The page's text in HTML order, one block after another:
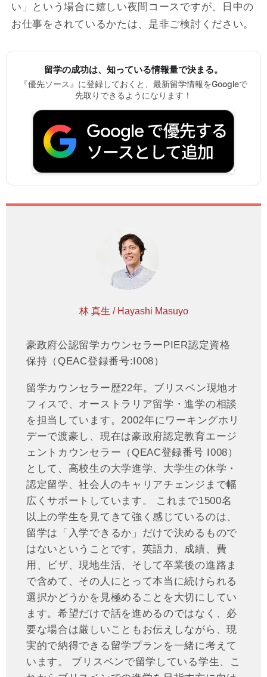
い」という場合に嬉しい夜間コースですが、日中の
お仕事をされているかたは、是非ご検討ください。
留学の成功は、知っている情報量で決まる。
『優先ソース』に登録しておくと、最新留学情報をGoogleで
先取りできるようになります！
林 真生 / Hayashi Masuyo
豪政府公認留学カウンセラーPIER認定資格
保持（QEAC登録番号:I008）
留学カウンセラー歴22年。ブリスベン現地オ
フィスで、オーストラリア留学・進学の相談
を担当しています。2002年にワーキングホリ
デーで渡豪し、現在は豪政府認定教育エージ
ェントカウンセラー（QEAC登録番号 I008）
として、高校生の大学進学、大学生の休学・
認定留学、社会人のキャリアチェンジまで幅
広くサポートしています。 これまで1500名
以上の学生を見てきて強く感じているのは、
留学は「入学できるか」だけで決めるもので
はないということです。英語力、成績、費
用、ビザ、現地生活、そして卒業後の進路ま
で含めて、その人にとって本当に続けられる
選択かどうかを見極めることを大切にしてい
ます。希望だけで話を進めるのではなく、必
要な場合は厳しいこともお伝えしながら、現
実的で納得できる留学プランを一緒に考えて
います。 ブリスベンで留学している学生、こ